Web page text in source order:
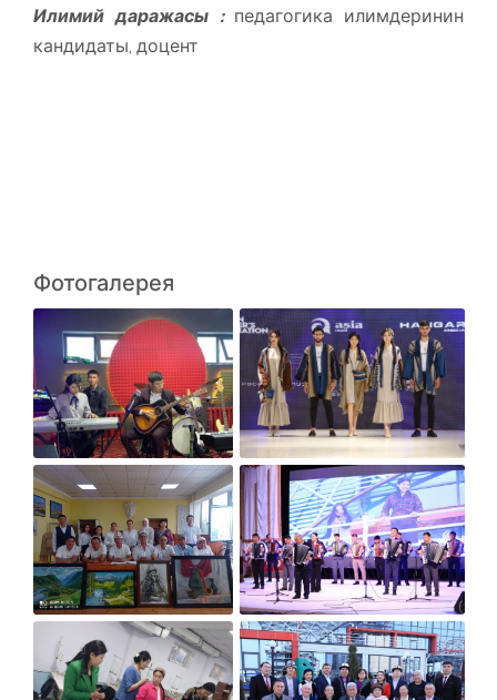
Илимий даражасы :педагогика илимдеринин
кандидаты, доцент
Фотогалерея